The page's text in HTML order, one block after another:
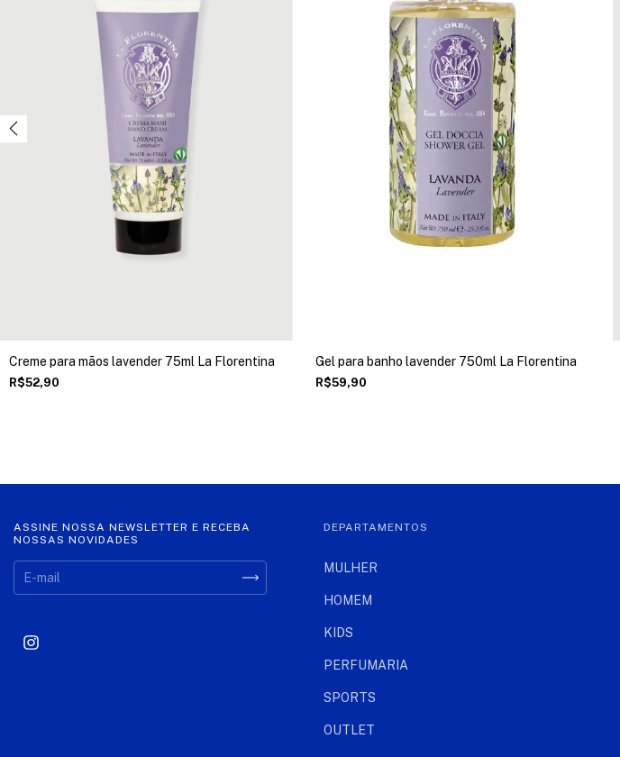
Creme para mãos lavender 75ml La Florentina
R$52,90
Gel para banho lavender 750ml La Florentina
R$59,90
ASSINE NOSSA NEWSLETTER E RECEBA
NOSSAS NOVIDADES
DEPARTAMENTOS
MULHER
HOMEM
KIDS
PERFUMARIA
SPORTS
OUTLET